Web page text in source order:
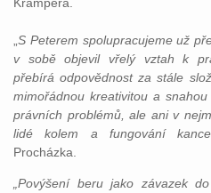
S Peterem spolupracujeme už
v sobě objevil vřelý vztah k
přebírá odpovědnost za stále
mimořádnou kreativitou a
právních problémů, ale ani v
lidé kolem a fungování
Procházka.
„Povýšení beru jako závazek